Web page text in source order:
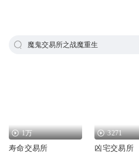
魔鬼交易所之战魔重生
1万
寿命交易所
3271
凶宅交易所